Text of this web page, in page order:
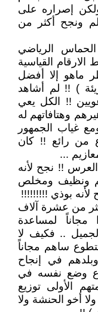
ولكن إصراره على
ونجح أكثر من
الرياضي
القياسية
ماهو إلا أفضل
) !! لم أشاهد
!! الكل يعي
وهتافاتهم له
غياب الجمهور
من رائع !! كان
...
!! نجح لأنه
ونظيف ومخلص
لأنه بوذي !!!!!!!!!
من عشرة آلاف
مجاناً لمساعدة
.. فكيف لا
ساهم مجاناً
في إنجاح
وضع نفسه في
الأولى توزيع
أخو الحنشة ولا